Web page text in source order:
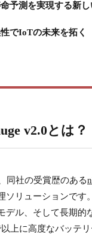
予測を実現する新
でIoTの未来を拓く
v2.0とは？
同社の受賞歴のある
ソリューションで
デル、そして長期
上に高度なバッテリ